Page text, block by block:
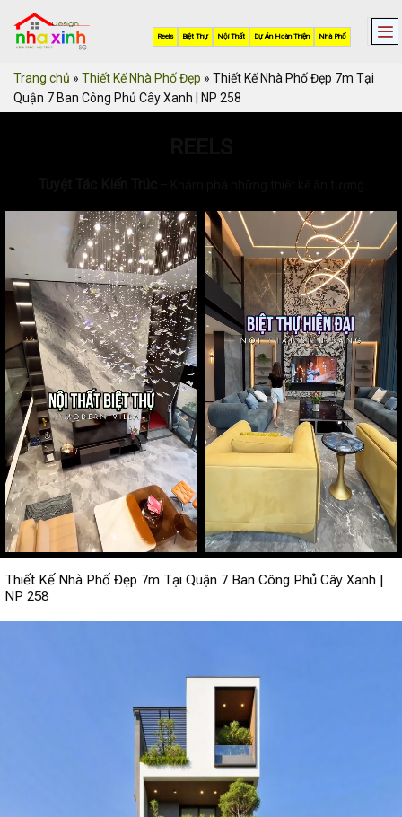
content
Trang chủ » Thiết Kế Nhà Phố Đẹp » Thiết Kế Nhà Phố Đẹp 7m Tại
Quận 7 Ban Công Phủ Cây Xanh | NP 258
Thiết Kế Nhà Phố Đẹp 7m Tại Quận 7 Ban Công Phủ Cây Xanh |
NP 258
Nhà Phố
Dự Án Hoàn Thiện
Nội Thất
Biệt Thự
Reels